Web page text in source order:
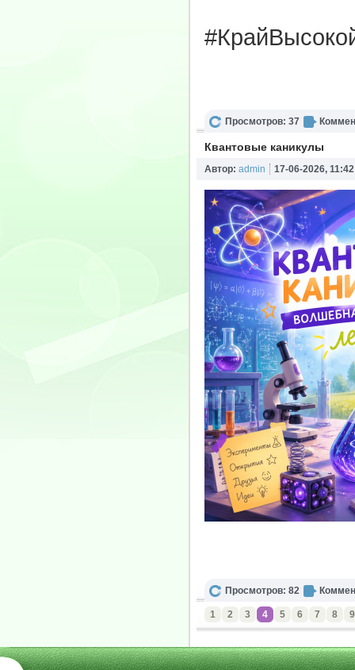
Просмотров: 37
Квантовые каникулы
Автор: admin 17-06-2026, 11:42
Просмотров: 82
1 2 3 4 5 6 7 8 9